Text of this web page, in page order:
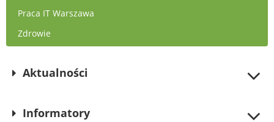
Praca IT Warszawa
Zdrowie
Aktualności
Informatory